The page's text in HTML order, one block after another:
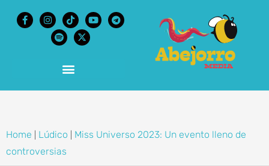
Home Lúdico
Miss Universo 2023: Un evento lleno de
controversias